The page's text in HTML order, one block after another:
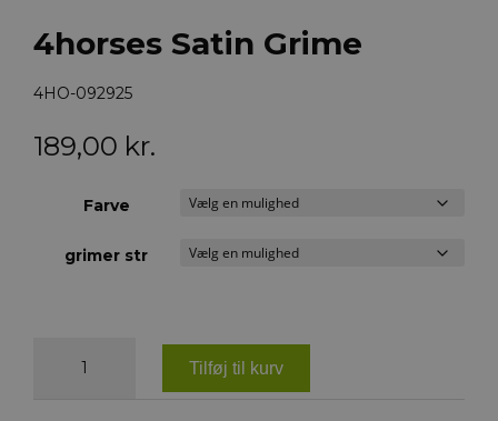
4horses Satin Grime
4HO-092925
189,00 kr.
Farve
grimer str
Tilføj til kurv